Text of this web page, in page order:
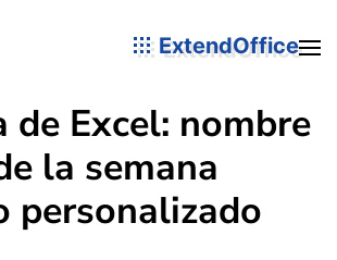
ExtendOffice
de Excel: nombre
la semana
personalizado